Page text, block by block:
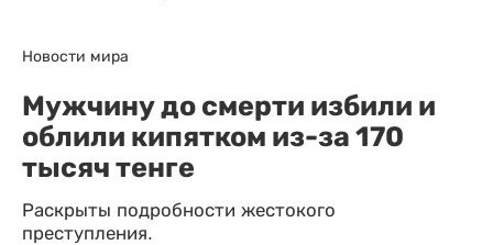
Новости мира
Мужчину до смерти избили и
облили кипятком из-за 170
тысяч тенге
Раскрыты подробности жестокого
преступления.